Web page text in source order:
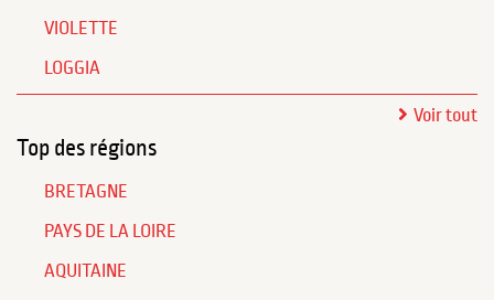
VIOLETTE
LOGGIA
Voir tout
Top des régions
BRETAGNE
PAYS DE LA LOIRE
AQUITAINE